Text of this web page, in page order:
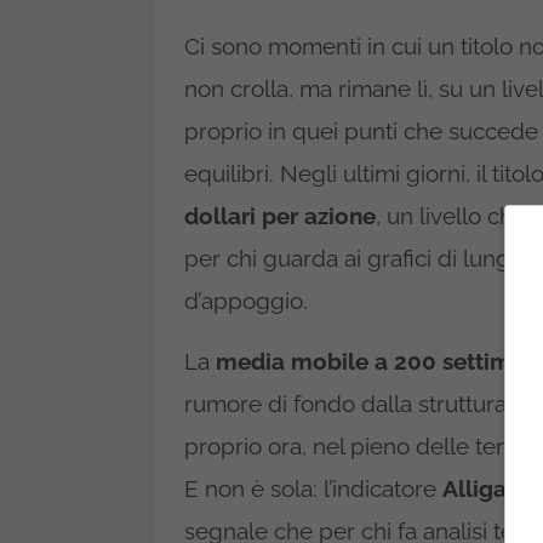
Ci sono momenti in cui un titolo
non crolla, ma rimane lì, su un
proprio in quei punti che
equilibri. Negli ultimi giorni, il titolo
dollari per azione, un livello che
per chi guarda ai grafici di lungo
d’appoggio.
La media mobile a 200 settimane
rumore di fondo dalla struttura
proprio ora, nel pieno delle
E non è sola: l’indicatore Alligator
segnale che per chi fa analisi